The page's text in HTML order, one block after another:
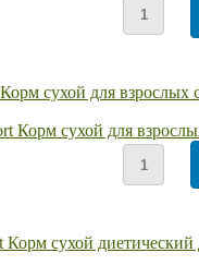
сухой для взрослых
Корм сухой